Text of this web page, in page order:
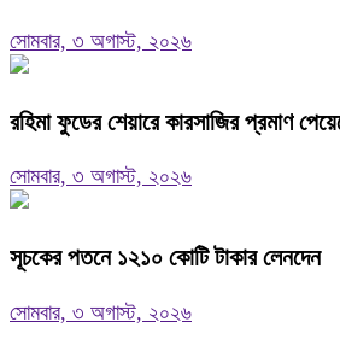
সোমবার, ৩ অগাস্ট, ২০২৬
রহিমা ফুডের শেয়ারে কারসাজির প্রমাণ
সোমবার, ৩ অগাস্ট, ২০২৬
সূচকের পতনে ১২১০ কোটি টাকার লেনদেন
সোমবার, ৩ অগাস্ট, ২০২৬